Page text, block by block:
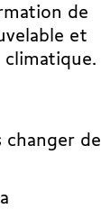
de
et
climatique.
changer de